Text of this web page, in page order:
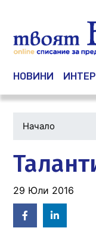
Main
НОВИНИ
Начало
29 Юли 2016
Facebook
in